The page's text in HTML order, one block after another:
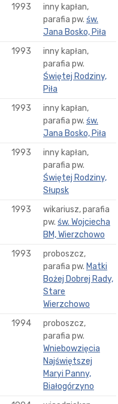
1993
inny kapłan,
parafia pw. św.
Jana Bosko, Piła
1993
inny kapłan,
parafia pw.
Świętej Rodziny,
Piła
1993
inny kapłan,
parafia pw. św.
Jana Bosko, Piła
1993
inny kapłan,
parafia pw.
Świętej Rodziny,
Słupsk
1993
wikariusz, parafia
pw. św. Wojciecha
BM, Wierzchowo
1993
proboszcz,
parafia pw. Matki
Bożej Dobrej Rady,
Stare
Wierzchowo
1994
proboszcz,
parafia pw.
Wniebowzięcia
Najświętszej
Maryi Panny,
Białogórzyno